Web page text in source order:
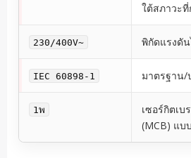
ใต้สภาวะ
230/400V~ พิกัดแรงดั
IEC 60898-1 มาตรฐาน/
1พ
เซอร์กิตเบ
(MCB) แบ